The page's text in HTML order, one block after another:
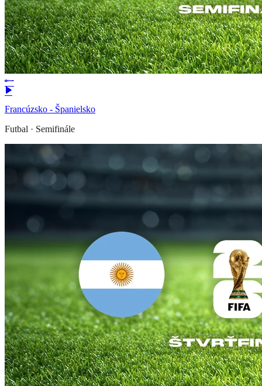
Francúzsko - Španielsko
Futbal · Semifinále